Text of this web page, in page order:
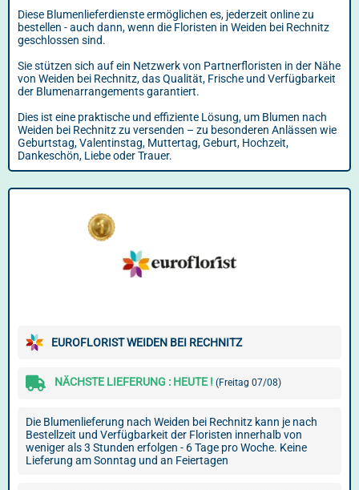
Diese Blumenlieferdienste ermöglichen es, jederzeit online zu
bestellen - auch dann, wenn die Floristen in Weiden bei Rechnitz
geschlossen sind.
Sie stützen sich auf ein Netzwerk von Partnerfloristen in der Nähe
von Weiden bei Rechnitz, das Qualität, Frische und Verfügbarkeit
der Blumenarrangements garantiert.
Dies ist eine praktische und effiziente Lösung, um Blumen nach
Weiden bei Rechnitz zu versenden – zu besonderen Anlässen wie
Geburtstag, Valentinstag, Muttertag, Geburt, Hochzeit,
Dankeschön, Liebe oder Trauer.
EUROFLORIST WEIDEN BEI RECHNITZ
NÄCHSTE LIEFERUNG : HEUTE ! (Freitag 07/08)
Die Blumenlieferung nach Weiden bei Rechnitz kann je nach
Bestellzeit und Verfügbarkeit der Floristen innerhalb von
weniger als 3 Stunden erfolgen - 6 Tage pro Woche. Keine
Lieferung am Sonntag und an Feiertagen